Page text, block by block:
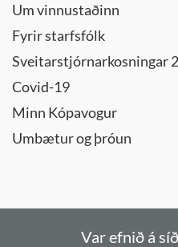
Um vinnustaðinn
Fyrir starfsfólk
Sveitarstjórnarkosningar
Covid-19
Minn Kópavogur
Umbætur og þróun
Var efnið á